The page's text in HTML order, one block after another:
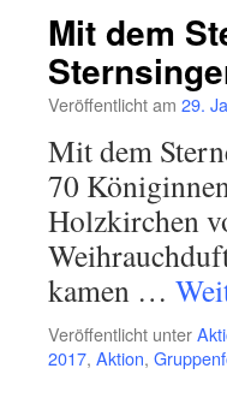
Mit dem
Veröffentlicht am 29.
Mit dem
70
Holzkirchen
kamen …
Veröffentlicht unter
2017, Aktion,